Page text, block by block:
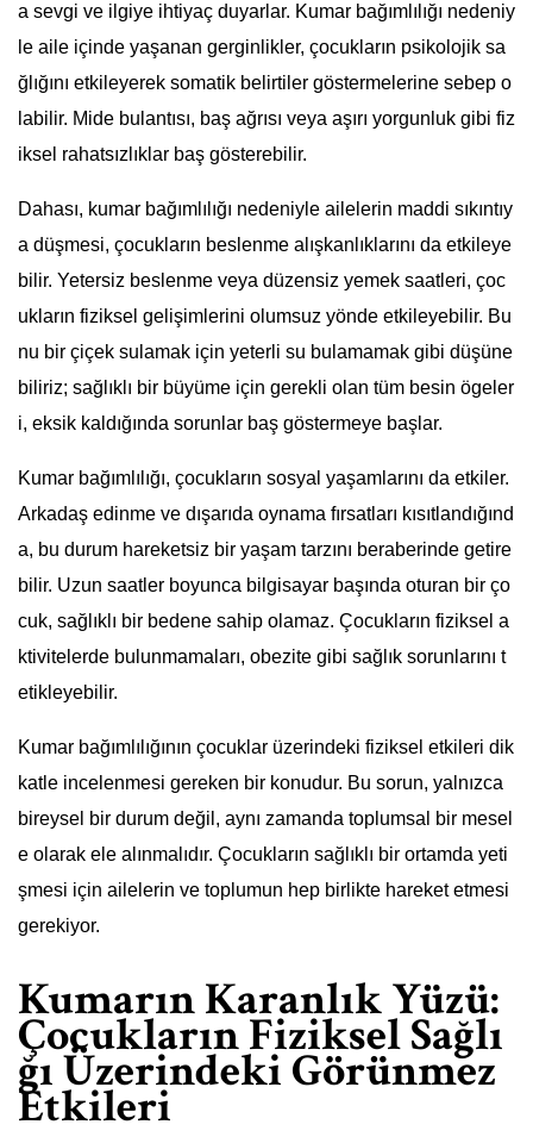
a sevgi ve ilgiye ihtiyaç duyarlar. Kumar bağımlılığı nedeniy
le aile içinde yaşanan gerginlikler, çocukların psikolojik sa
ğlığını etkileyerek somatik belirtiler göstermelerine sebep o
labilir. Mide bulantısı, baş ağrısı veya aşırı yorgunluk gibi fiz
iksel rahatsızlıklar baş gösterebilir.
Dahası, kumar bağımlılığı nedeniyle ailelerin maddi sıkıntıy
a düşmesi, çocukların beslenme alışkanlıklarını da etkileye
bilir. Yetersiz beslenme veya düzensiz yemek saatleri, çoc
ukların fiziksel gelişimlerini olumsuz yönde etkileyebilir. Bu
nu bir çiçek sulamak için yeterli su bulamamak gibi düşüne
biliriz; sağlıklı bir büyüme için gerekli olan tüm besin ögeler
i, eksik kaldığında sorunlar baş göstermeye başlar.
Kumar bağımlılığı, çocukların sosyal yaşamlarını da etkiler.
Arkadaş edinme ve dışarıda oynama fırsatları kısıtlandığınd
a, bu durum hareketsiz bir yaşam tarzını beraberinde getire
bilir. Uzun saatler boyunca bilgisayar başında oturan bir ço
cuk, sağlıklı bir bedene sahip olamaz. Çocukların fiziksel a
ktivitelerde bulunmamaları, obezite gibi sağlık sorunlarını t
etikleyebilir.
Kumar bağımlılığının çocuklar üzerindeki fiziksel etkileri dik
katle incelenmesi gereken bir konudur. Bu sorun, yalnızca
bireysel bir durum değil, aynı zamanda toplumsal bir mesel
e olarak ele alınmalıdır. Çocukların sağlıklı bir ortamda yeti
şmesi için ailelerin ve toplumun hep birlikte hareket etmesi
gerekiyor.
Kumarın Karanlık Yüzü:
Çocukların Fiziksel Sağlı
ğı Üzerindeki Görünmez
Etkileri